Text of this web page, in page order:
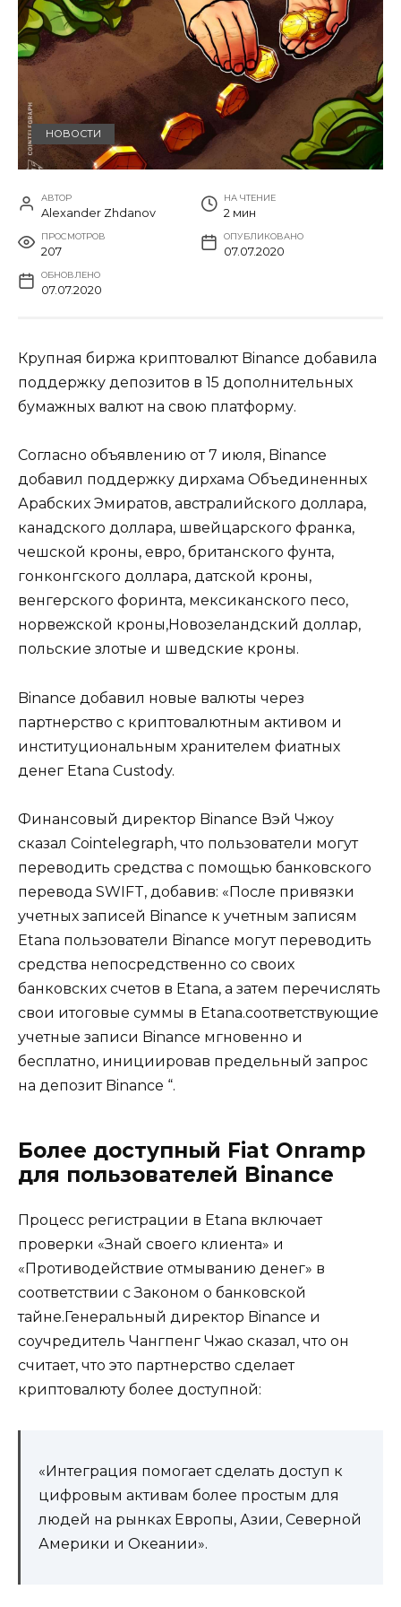
НОВОСТИ
АВТОР
Alexander Zhdanov
НА ЧТЕНИЕ
2 мин
ПРОСМОТРОВ
207
ОПУБЛИКОВАНО
07.07.2020
ОБНОВЛЕНО
07.07.2020
Крупная биржа криптовалют Binance добавила
поддержку депозитов в 15 дополнительных
бумажных валют на свою платформу.
Согласно объявлению от 7 июля, Binance
добавил поддержку дирхама Объединенных
Арабских Эмиратов, австралийского доллара,
канадского доллара, швейцарского франка,
чешской кроны, евро, британского фунта,
гонконгского доллара, датской кроны,
венгерского форинта, мексиканского песо,
норвежской кроны,Новозеландский доллар,
польские злотые и шведские кроны.
Binance добавил новые валюты через
партнерство с криптовалютным активом и
институциональным хранителем фиатных
денег Etana Custody.
Финансовый директор Binance Вэй Чжоу
сказал Cointelegraph, что пользователи могут
переводить средства с помощью банковского
перевода SWIFT, добавив: «После привязки
учетных записей Binance к учетным записям
Etana пользователи Binance могут переводить
средства непосредственно со своих
банковских счетов в Etana, а затем перечислять
свои итоговые суммы в Etana.соответствующие
учетные записи Binance мгновенно и
бесплатно, инициировав предельный запрос
на депозит Binance “.
Более доступный Fiat Onramp
для пользователей Binance
Процесс регистрации в Etana включает
проверки «Знай своего клиента» и
«Противодействие отмыванию денег» в
соответствии с Законом о банковской
тайне.Генеральный директор Binance и
соучредитель Чангпенг Чжао сказал, что он
считает, что это партнерство сделает
криптовалюту более доступной:
«Интеграция помогает сделать доступ к
цифровым активам более простым для
людей на рынках Европы, Азии, Северной
Америки и Океании».